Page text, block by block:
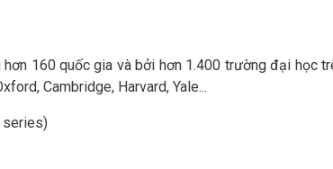
160 quốc gia và bởi hơn 1.400 trường đại học
Cambridge, Harvard, Yale...
series)